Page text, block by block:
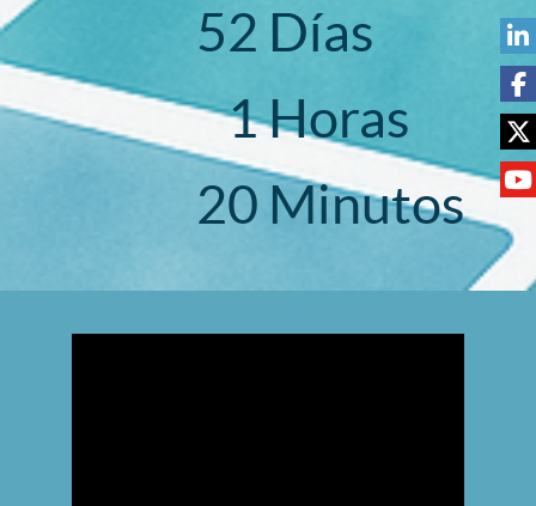
52 Días
1Horas
20 Minutos